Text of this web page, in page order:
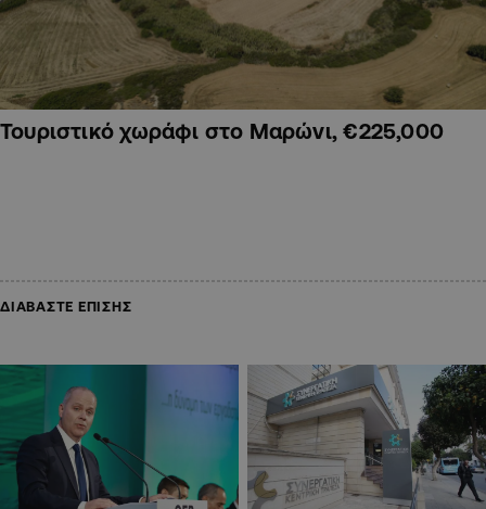
Τουριστικό χωράφι στο Μαρώνι, €225,000
ΔΙΑΒΑΣΤΕ ΕΠΙΣΗΣ